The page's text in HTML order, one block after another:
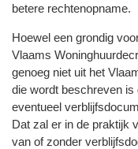
betere rechtenopname.
Hoewel een grondig
Vlaams
genoeg niet uit het
die wordt beschreven
eventueel
Dat zal er in de praktijk
van of zonder